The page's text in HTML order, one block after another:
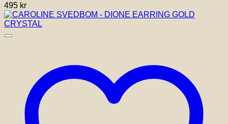
495 kr